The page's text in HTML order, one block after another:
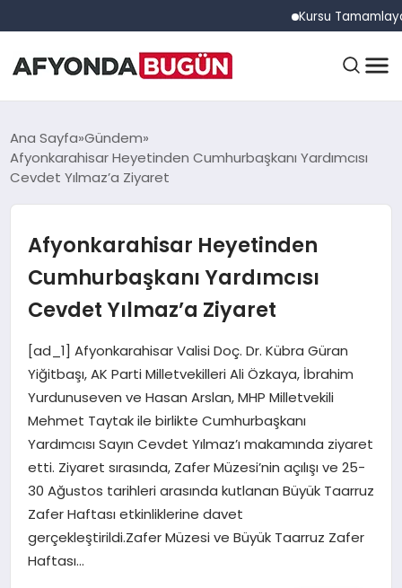
Kursu Tamamlayan
ANASAYFA
GÜNDEM
EĞITIM
EKONOMI
MAGAZIN
SAĞLIK
Ana Sayfa Gündem
Afyonkarahisar Heyetinden Cumhurbaşkanı Yardımcısı
Cevdet Yılmaz’a Ziyaret
Afyonkarahisar Heyetinden
Cumhurbaşkanı Yardımcısı
Cevdet Yılmaz’a Ziyaret
[ad_1] Afyonkarahisar Valisi Doç. Dr. Kübra Güran
Yiğitbaşı, AK Parti Milletvekilleri Ali Özkaya, İbrahim
Yurdunuseven ve Hasan Arslan, MHP Milletvekili
Mehmet Taytak ile birlikte Cumhurbaşkanı
Yardımcısı Sayın Cevdet Yılmaz’ı makamında ziyaret
etti. Ziyaret sırasında, Zafer Müzesi’nin açılışı ve 25-
30 Ağustos tarihleri arasında kutlanan Büyük Taarruz
Zafer Haftası etkinliklerine davet
gerçekleştirildi.Zafer Müzesi ve Büyük Taarruz Zafer
Haftası…